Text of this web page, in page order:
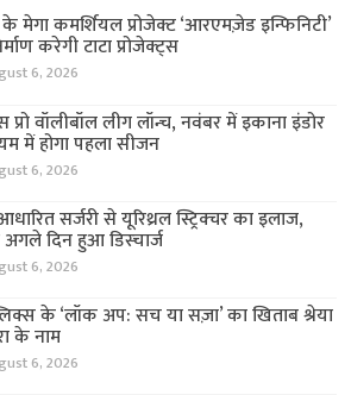
मेगा कमर्शियल प्रोजेक्ट ‘आरएमज़ेड इन्फिनिटी’
करेगी टाटा प्रोजेक्ट्स
6, 2026
प्रो वॉलीबॉल लीग लॉन्च, नवंबर में इकाना इंडोर
में होगा पहला सीजन
6, 2026
सर्जरी से यूरिथ्रल स्ट्रिक्चर का इलाज,
दिन हुआ डिस्चार्ज
6, 2026
के ‘लॉक अप: सच या सज़ा’ का खिताब श्रेया
के नाम
6, 2026